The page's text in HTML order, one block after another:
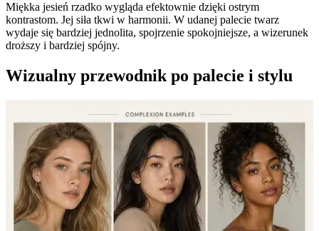
Miękka jesień rzadko wygląda efektownie dzięki ostrym
kontrastom. Jej siła tkwi w harmonii. W udanej palecie twarz
wydaje się bardziej jednolita, spojrzenie spokojniejsze, a wizerunek
droższy i bardziej spójny.
Wizualny przewodnik po palecie i stylu